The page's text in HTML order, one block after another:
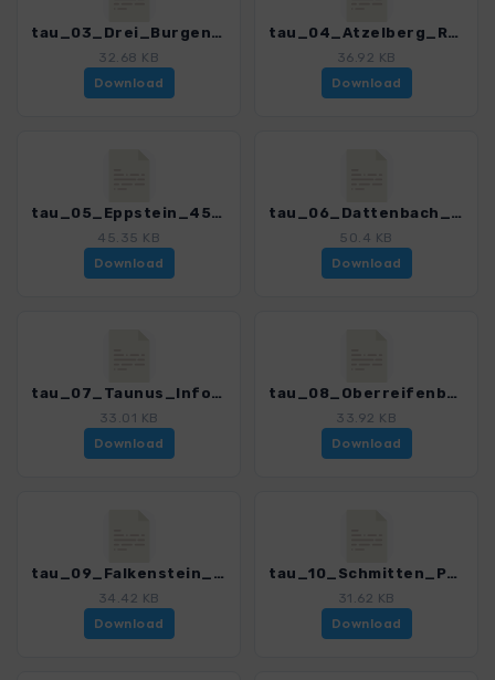
tau_03_Drei_Burgen_Weg_4590_6.gpx
32.68 KB
Download
tau_04_Atzelberg_Rossert_4590_6.gpx
36.92 KB
Download
tau_05_Eppstein_4590_6.gpx
45.35 KB
Download
tau_06_Dattenbach_Silberbachtal_4590_6.gpx
50.4 KB
Download
tau_07_Taunus_Info_Feldberg_4590_6.gpx
33.01 KB
Download
tau_08_Oberreifenberg_Feldberg_4590_6.gpx
33.92 KB
Download
tau_09_Falkenstein_Altkoenig_4590_6.gpx
34.42 KB
Download
tau_10_Schmitten_Pferdskopf_4590_6.gpx
31.62 KB
Download